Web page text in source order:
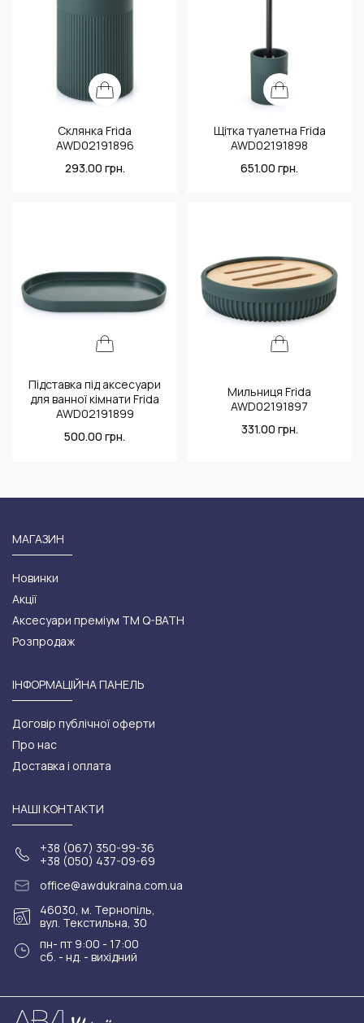
Склянка Frida
AWD02191896
293.00 грн.
Щітка туалетна Frida
AWD02191898
651.00 грн.
Підставка під аксесуари
для ванної кімнати Frida
AWD02191899
500.00 грн.
Мильниця Frida
AWD02191897
331.00 грн.
МАГАЗИН
Новинки
Акції
Аксесуари преміум ТМ Q-BATH
Розпродаж
ІНФОРМАЦІЙНА ПАНЕЛЬ
Договір публічної оферти
Про нас
Доставка і оплата
НАШІ КОНТАКТИ
+38 (067) 350-99-36
+38 (050) 437-09-69
office@awdukraina.com.ua
46030, м. Тернопіль,
вул. Текстильна, 30
пн- пт 9:00 - 17:00
сб. - нд. - вихідний